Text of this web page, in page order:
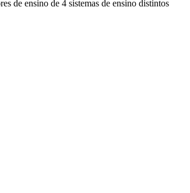
de ensino de 4 sistemas de ensino distintos